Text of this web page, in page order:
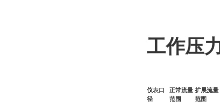
工作压
仪表口
径
正常流量
范围
扩展流量
范围